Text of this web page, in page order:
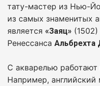
тату-мастер из Нью-
из самых знаменитых
является «Заяц»
Ренессанса Альбрехта
С акварелью
Например, английский